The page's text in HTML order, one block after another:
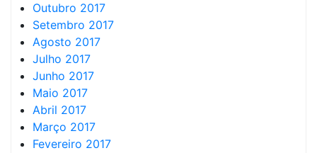
Outubro 2017
Setembro 2017
Agosto 2017
Julho 2017
Junho 2017
Maio 2017
Abril 2017
Março 2017
Fevereiro 2017